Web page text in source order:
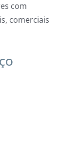
com
comerciais